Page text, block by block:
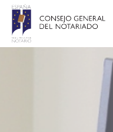
跳转到主内容